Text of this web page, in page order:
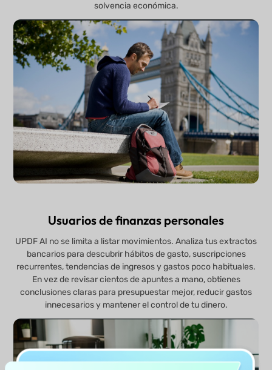
solvencia económica.
Usuarios de finanzas personales
UPDF AI no se limita a listar movimientos. Analiza tus extractos
bancarios para descubrir hábitos de gasto, suscripciones
recurrentes, tendencias de ingresos y gastos poco habituales.
En vez de revisar cientos de apuntes a mano, obtienes
conclusiones claras para presupuestar mejor, reducir gastos
innecesarios y mantener el control de tu dinero.